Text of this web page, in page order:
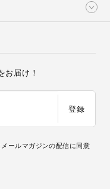
お届け！
登録
メールマガジンの配信に同意